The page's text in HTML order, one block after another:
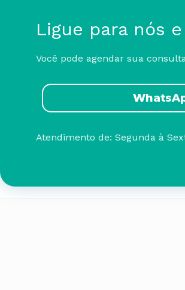
Ligue para nós
Você pode agendar sua
Atendimento de: Segunda à